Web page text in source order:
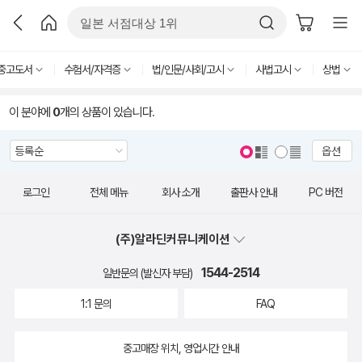
고도서 수험서/자격증 법/인문/사회/고시 사법고시 상법
이 분야에 0개의 상품이 있습니다.
옵션
로그인 전체 메뉴 회사 소개 출판사 안내 PC 버전
(주)알라딘커뮤니케이션
일반문의 (발신자 부담) 1544-2514
1:1 문의 FAQ
중고매장 위치, 영업시간 안내